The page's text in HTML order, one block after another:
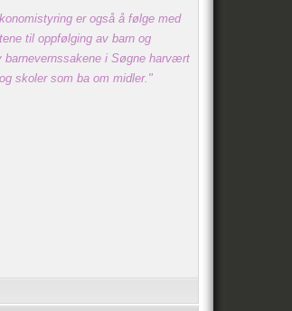
er også å følge med
til oppfølging av barn og
barnevernssakene i Søgne harvært
skoler som ba om midler."